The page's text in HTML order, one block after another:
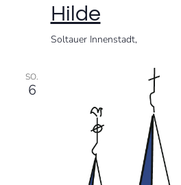
Hilde
Soltauer Innenstadt,
SO.
6